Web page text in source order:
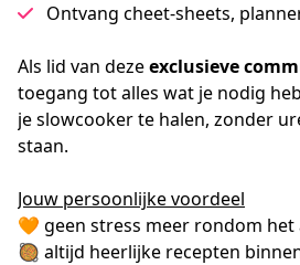
Ontvang cheet-sheets,
Als lid van deze exclusieve
toegang tot alles wat je nodig
je slowcooker te halen, zonder
staan.
Jouw persoonlijke voordeel
🧡 geen stress meer rondom het
🥘 altijd heerlijke recepten